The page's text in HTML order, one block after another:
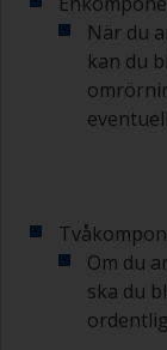
För att
hands i
rent
grund av
mycket.
Undvik
att
När du
kan du
Om du
ska du